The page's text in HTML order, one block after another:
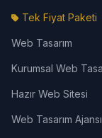
Tek Fiyat Paketi
Web Tasarım
Kurumsal Web
Hazır Web Sitesi
Web Tasarım Ajansı